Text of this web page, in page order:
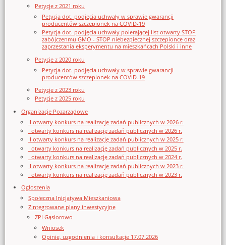
Petycje z 2021 roku
Petycja dot. podjęcia uchwały w sprawie gwarancji
producentów szczepionek na COVID-19
Petycja dot. podjęcia uchwały poierającej list otwarty STOP
zabójczenmu GMO - STOP niebezpiecznej szczepionce oraz
zaprzestania eksperymentu na mieszkańcach Polski i inne
Petycje z 2020 roku
Petycja dot. podjęcia uchwały w sprawie gwarancji
producentów szczepionek na COVID-19
Petycje z 2023 roku
Petycje z 2025 roku
Organizacje Pozarządowe
II otwarty konkurs na realizację zadań publicznych w 2026 r.
I otwarty konkurs na realizację zadań publicznych w 2026 r.
II otwarty konkurs na realizację zadań publicznych w 2025 r.
I otwarty konkurs na realizację zadań publicznych w 2025 r.
I otwarty konkurs na realizację zadań publicznych w 2024 r.
II otwarty konkurs na realizację zadań publicznych w 2023 r.
I otwarty konkurs na realizację zadań publicznych w 2023 r.
Ogłoszenia
Społeczna Inicjatywa Mieszkaniowa
Zintegrowane plany inwestycyjne
ZPI Gąsiorowo
Wniosek
Opinie, uzgodnienia i konsultacje 17.07.2026